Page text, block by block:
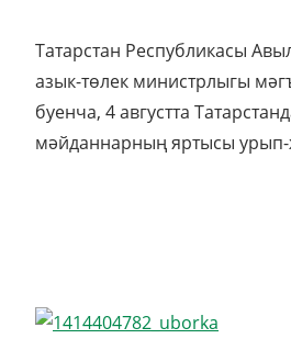
Татарстан Республикасы
азык-төлек министрлыгы
буенча, 4 августта
мәйданнарның яртысы